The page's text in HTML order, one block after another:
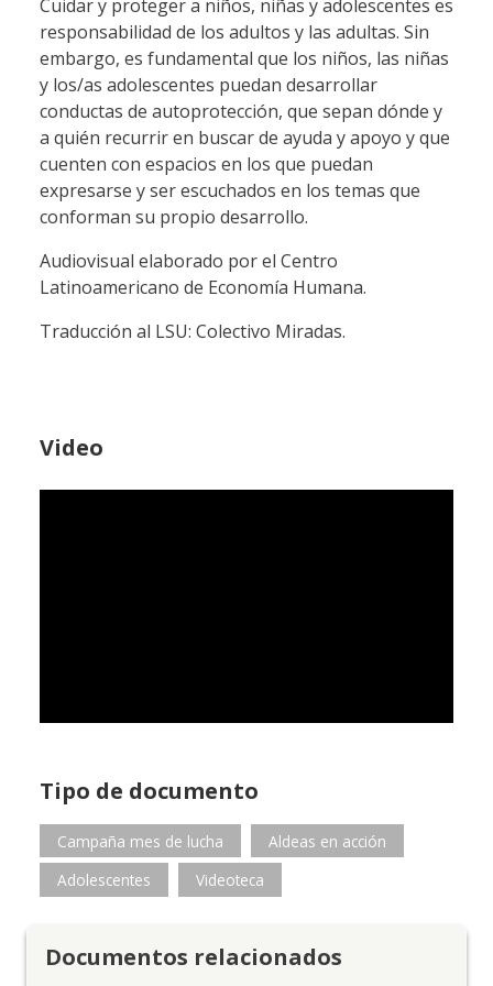
Cuidar y proteger a niños, niñas y adolescentes es
responsabilidad de los adultos y las adultas. Sin
embargo, es fundamental que los niños, las niñas
y los/as adolescentes puedan desarrollar
conductas de autoprotección, que sepan dónde y
a quién recurrir en buscar de ayuda y apoyo y que
cuenten con espacios en los que puedan
expresarse y ser escuchados en los temas que
conforman su propio desarrollo.
Audiovisual elaborado por el Centro
Latinoamericano de Economía Humana.
Traducción al LSU: Colectivo Miradas.
Video
Tipo de documento
Campaña mes de lucha
Aldeas en acción
Adolescentes
Videoteca
Documentos relacionados